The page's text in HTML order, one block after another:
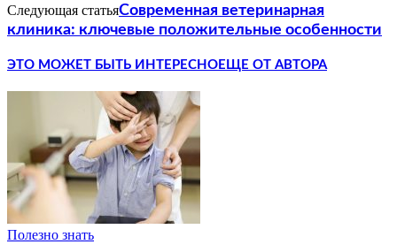
Следующая статьяСовременная ветеринарная
клиника: ключевые положительные особенности
ЭТО МОЖЕТ БЫТЬ ИНТЕРЕСНО ЕЩЕ ОТ АВТОРА
Полезно знать